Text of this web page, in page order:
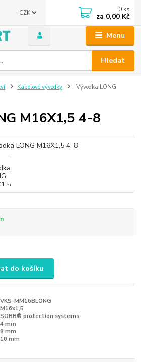
Menu
CZK
Hledat
0 ks
za 0,00 Kč
Kabelové vývodky
Vývodka LONG
M16X1,5 4-8
do košíku
VKS-MM16BLONG
M16x1,5
SOBB® protection systems
4 mm
8 mm
10 mm